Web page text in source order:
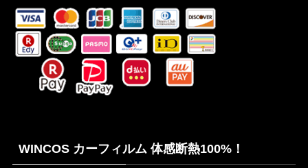
WINCOS カーフィルム 体感断熱100%！